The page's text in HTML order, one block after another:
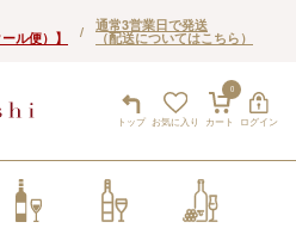
ル便）】 / 通常3営業日で発送
（配送についてはこちら）
トップ お気に入り
0
カート ログイン